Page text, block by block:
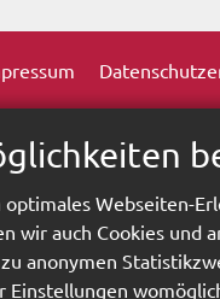
Webseiten-
wir auch Cookies und
anonymen
Einstellungen